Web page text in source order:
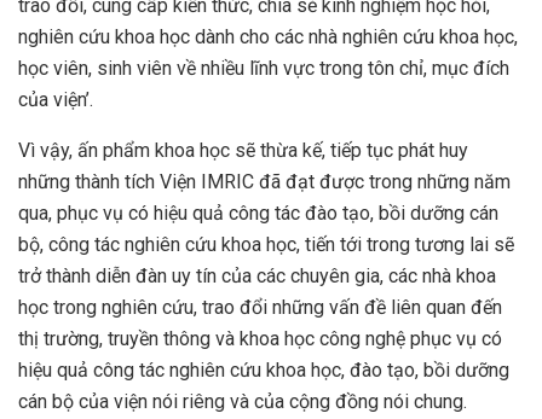
trao đổi, cung cấp kiến thức, chia sẻ kinh nghiệm học hỏi,
nghiên cứu khoa học dành cho các nhà nghiên cứu khoa học,
học viên, sinh viên về nhiều lĩnh vực trong tôn chỉ, mục đích
của viện’.
Vì vậy, ấn phẩm khoa học sẽ thừa kế, tiếp tục phát huy
những thành tích Viện IMRIC đã đạt được trong những năm
qua, phục vụ có hiệu quả công tác đào tạo, bồi dưỡng cán
bộ, công tác nghiên cứu khoa học, tiến tới trong tương lai sẽ
trở thành diễn đàn uy tín của các chuyên gia, các nhà khoa
học trong nghiên cứu, trao đổi những vấn đề liên quan đến
thị trường, truyền thông và khoa học công nghệ phục vụ có
hiệu quả công tác nghiên cứu khoa học, đào tạo, bồi dưỡng
cán bộ của viện nói riêng và của cộng đồng nói chung.